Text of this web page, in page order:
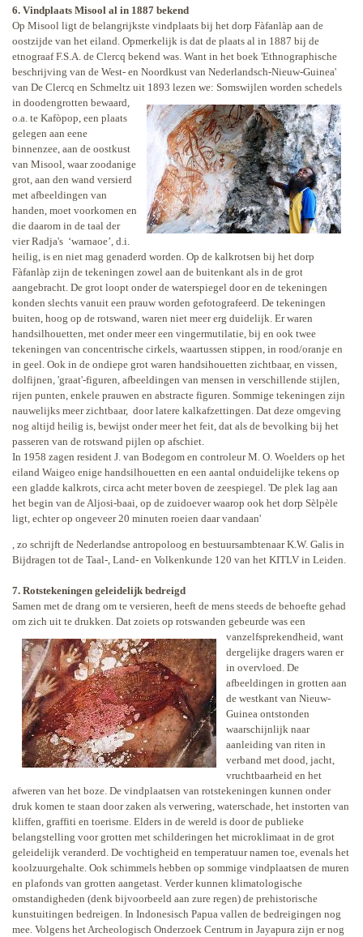
6. Vindplaats Misool al in 1887 bekend
Op Misool ligt de belangrijkste vindplaats bij het dorp Fàfanlàp aan de
oostzijde van het eiland. Opmerkelijk is dat de plaats al in 1887 bij de
etnograaf F.S.A. de Clercq bekend was. Want in het boek 'Ethnographische
beschrijving van de West- en Noordkust van Nederlandsch-Nieuw-Guinea'
van De Clercq en Schmeltz uit 1893 lezen we: Somswijlen worden schedels
in doodengrotten bewaard,
o.a. te Kafòpop, een plaats
gelegen aan eene
binnenzee, aan de oostkust
van Misool, waar zoodanige
grot, aan den wand versierd
met afbeeldingen van
handen, moet voorkomen en
die daarom in de taal der
vier Radja's ‘warnaoe’, d.i.
heilig, is en niet mag genaderd worden. Op de kalkrotsen bij het dorp
Fàfanlàp zijn de tekeningen zowel aan de buitenkant als in de grot
aangebracht. De grot loopt onder de waterspiegel door en de tekeningen
konden slechts vanuit een prauw worden gefotografeerd. De tekeningen
buiten, hoog op de rotswand, waren niet meer erg duidelijk. Er waren
handsilhouetten, met onder meer een vingermutilatie, bij en ook twee
tekeningen van concentrische cirkels, waartussen stippen, in rood/oranje en
in geel. Ook in de ondiepe grot waren handsihouetten zichtbaar, en vissen,
dolfijnen, 'graat'-figuren, afbeeldingen van mensen in verschillende stijlen,
rijen punten, enkele prauwen en abstracte figuren. Sommige tekeningen zijn
nauwelijks meer zichtbaar, door latere kalkafzettingen. Dat deze omgeving
nog altijd heilig is, bewijst onder meer het feit, dat als de bevolking bij het
passeren van de rotswand pijlen op afschiet.
In 1958 zagen resident J. van Bodegom en controleur M. O. Woelders op het
eiland Waigeo enige handsilhouetten en een aantal onduidelijke tekens op
een gladde kalkrots, circa acht meter boven de zeespiegel. 'De plek lag aan
het begin van de Aljosi-baai, op de zuidoever waarop ook het dorp Sèlpèle
ligt, echter op ongeveer 20 minuten roeien daar vandaan'
, zo schrijft de Nederlandse antropoloog en bestuursambtenaar K.W. Galis in
Bijdragen tot de Taal-, Land- en Volkenkunde 120 van het KITLV in Leiden.
7. Rotstekeningen geleidelijk bedreigd
Samen met de drang om te versieren, heeft de mens steeds de behoefte gehad
om zich uit te drukken. Dat zoiets op rotswanden gebeurde was een
vanzelfsprekendheid, want
dergelijke dragers waren er
in overvloed. De
afbeeldingen in grotten aan
de westkant van Nieuw-
Guinea ontstonden
waarschijnlijk naar
aanleiding van riten in
verband met dood, jacht,
vruchtbaarheid en het
afweren van het boze. De vindplaatsen van rotstekeningen kunnen onder
druk komen te staan door zaken als verwering, waterschade, het instorten van
kliffen, graffiti en toerisme. Elders in de wereld is door de publieke
belangstelling voor grotten met schilderingen het microklimaat in de grot
geleidelijk veranderd. De vochtigheid en temperatuur namen toe, evenals het
koolzuurgehalte. Ook schimmels hebben op sommige vindplaatsen de muren
en plafonds van grotten aangetast. Verder kunnen klimatologische
omstandigheden (denk bijvoorbeeld aan zure regen) de prehistorische
kunstuitingen bedreigen. In Indonesisch Papua vallen de bedreigingen nog
mee. Volgens het Archeologisch Onderzoek Centrum in Jayapura zijn er nog